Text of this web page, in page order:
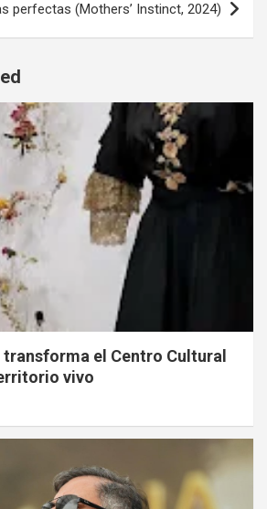
perfectas (Mothers’ Instinct, 2024)
transforma el Centro Cultural
vivo